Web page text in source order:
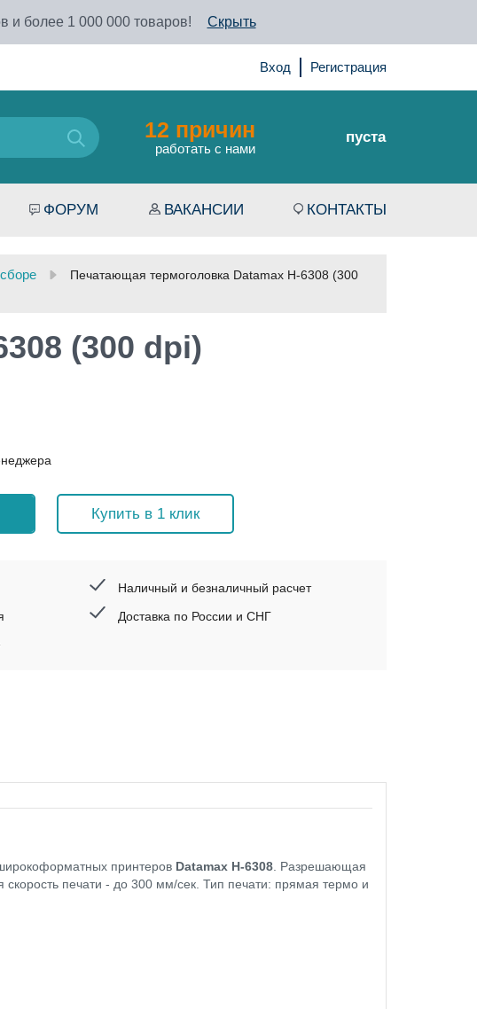
и более 1 000 000 товаров! Скрыть
Вход Регистрация
12 причин
работать с нами
пуста
ФОРУМ ВАКАНСИИ КОНТАКТЫ
Печатающая термоголовка Datamax H-6308 (300
(300 dpi)
Купить в 1 клик
Наличный и безналичный расчет
Доставка по России и СНГ
принтеров Datamax H-6308 . Разрешающая
печати - до 300 мм/сек. Тип печати: прямая термо и